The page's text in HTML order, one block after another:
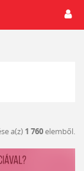
a(z) 1 760elemből.